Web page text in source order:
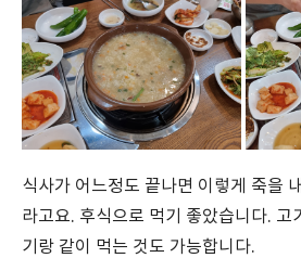
식사가 어느정도 끝나면 이렇게 죽을
라고요. 후식으로 먹기 좋았습니다. 고
기랑 같이 먹는 것도 가능합니다.